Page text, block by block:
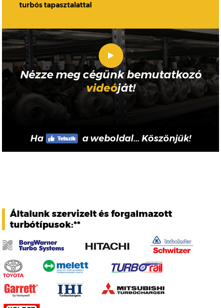
turbós tapasztalattal
Nézze meg cégünk bemutatkozó
videóját!
Ha a weboldal... Köszönjük!
Általunk szervizelt és forgalmazott
turbótípusok:**